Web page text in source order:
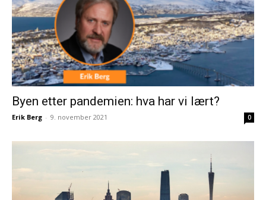
Byen etter pandemien: hva har vi lært?
Erik Berg - 9. november 2021 0